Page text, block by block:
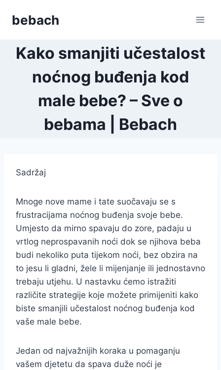
bebach
Kako smanjiti učestalost
noćnog buđenja kod
male bebe? – Sve o
bebama | Bebach
Sadržaj
Mnoge nove mame i tate suočavaju se s
frustracijama noćnog buđenja svoje bebe.
Umjesto da mirno spavaju do zore, padaju u
vrtlog neprospavanih noći dok se njihova beba
budi nekoliko puta tijekom noći, bez obzira na
to jesu li gladni, žele li mijenjanje ili jednostavno
trebaju utjehu. U nastavku ćemo istražiti
različite strategije koje možete primijeniti kako
biste smanjili učestalost noćnog buđenja kod
vaše male bebe.
Jedan od najvažnijih koraka u pomaganju
vašem djetetu da spava duže noći je